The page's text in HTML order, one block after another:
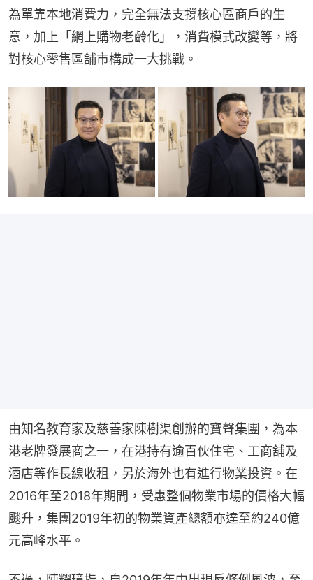
為單靠本地消費力，完全無法支撐核心區商戶的生
意，加上「網上購物老齡化」，消費模式改變等，將
對核心零售區舖市構成一大挑戰。
由知名教育家及慈善家陳樹渠創辦的寶聲集團，為本
港老牌發展商之一，在港持有逾百伙住宅、工商舖及
酒店等作長線收租，另於海外也有進行物業投資。在
2016年至2018年期間，受惠整個物業市場的價格大幅
颷升，集團2019年初的物業資產總額亦達至約240億
元高峰水平。